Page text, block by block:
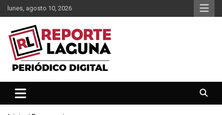
Saltar
al
contenido
lunes, agosto 10, 2026
Reporte Laguna